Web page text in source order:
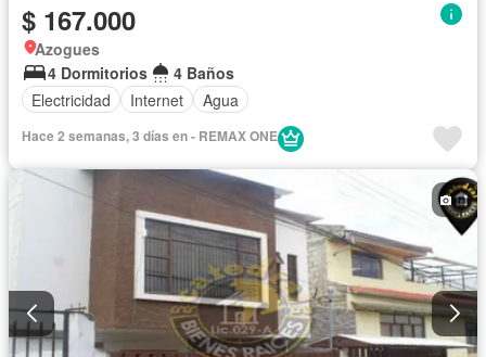
$ 167.000
Azogues
4 Dormitorios
4 Baños
Electricidad
Internet Agua
Hace 2 semanas, 3 días en - REMAX ONE